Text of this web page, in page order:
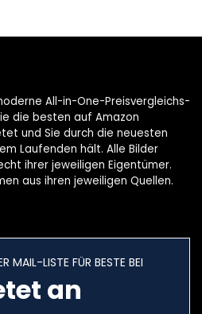
All-in-One-Preisvergleichs-
die besten auf Amazon
und Sie durch die neuesten
Laufenden hält. Alle Bilder
ihrer jeweiligen Eigentümer.
aus ihren jeweiligen Quellen.
MAIL-LISTE FÜR BESTE BEI
an